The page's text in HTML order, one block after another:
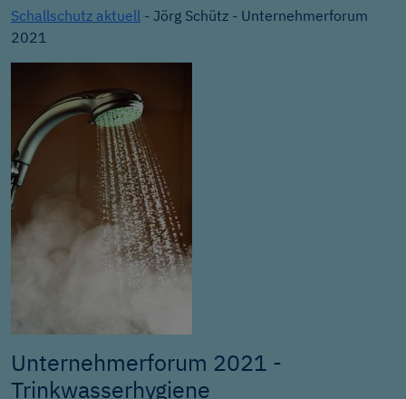
Schallschutz aktuell - Jörg Schütz - Unternehmerforum
2021
Unternehmerforum 2021 -
Trinkwasserhygiene